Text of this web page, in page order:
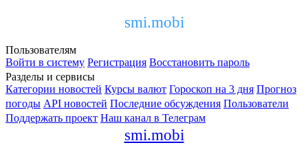
smi.mobi
Пользователям
Войти в систему Регистрация Восстановить пароль
Разделы и сервисы
Категории новостей Курсы валют Гороскоп на 3 дня Прогноз
погоды API новостей Последние обсуждения Пользователи
Поддержать проект Наш канал в Телеграм
smi.mobi